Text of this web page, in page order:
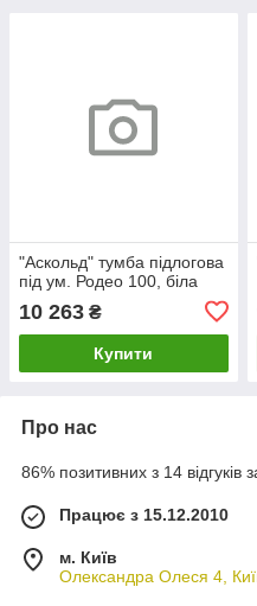
"Аскольд" тумба підлогова
під ум. Родео 100, біла
10 263 ₴
Купити
Про нас
86% позитивних з 14 відгуків
Працює з 15.12.2010
м. Київ
Олександра Олеся 4,